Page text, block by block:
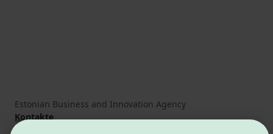
Estonian Business and Innovation Agency
Kontakte
Kooperationspartner